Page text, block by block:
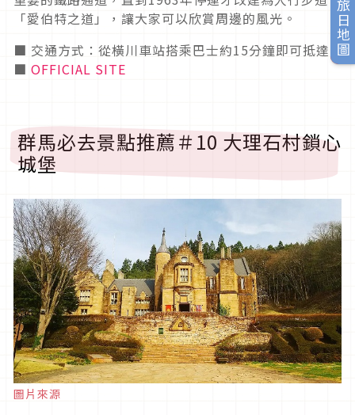
旅日地圖
「愛伯特之道」，讓大家可以欣賞周邊的風光。
■ 交通方式：從橫川車站搭乘巴士約15分鐘即可抵達
■ OFFICIAL SITE
群馬必去景點推薦＃10 大理石村鎖心
城堡
圖片來源